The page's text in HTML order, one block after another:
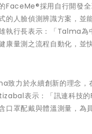
FaceMe®採用自行開發
的人臉偵測辨識方案，並
執行長表示：「Talma
康量測之流程自動化，並
致力於永續創新的理念
表示：「訊連科技的
口罩配戴與體溫測量，為